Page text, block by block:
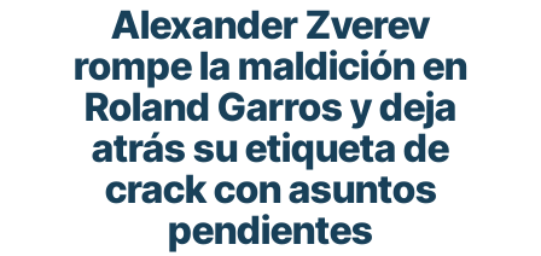
Alexander Zverev
rompe la maldición en
Roland Garros y deja
atrás su etiqueta de
crack con asuntos
pendientes